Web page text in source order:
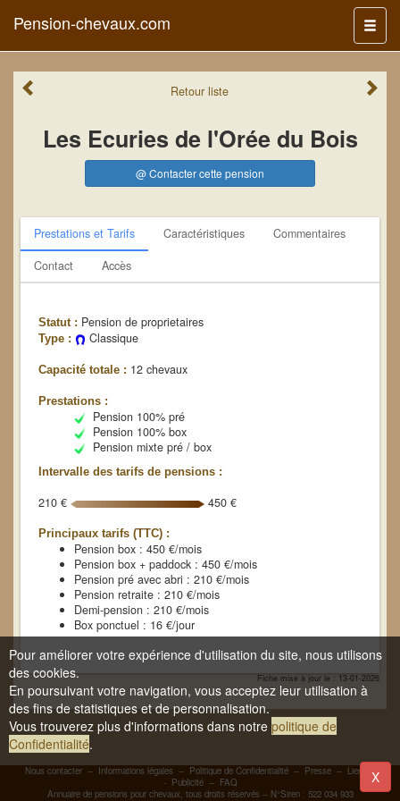
Menu
Pension-chevaux.com
Retourliste
Les Ecuries de l'Orée du Bois
@ Contacter cette pension
Prestations et Tarifs Caractéristiques
Commentaires
Contact
Accès
Statut : Pension de proprietaires
Type : Classique
Capacité totale : 12 chevaux
Prestations :
Pension 100% pré
Pension 100% box
Pension mixte pré / box
Intervalle des tarifs de pensions :
210 € 450 €
Principaux tarifs (TTC) :
Pension box : 450 €/mois
Pension box + paddock : 450 €/mois
Pension pré avec abri : 210 €/mois
Pension retraite : 210 €/mois
Demi-pension : 210 €/mois
Box ponctuel : 16 €/jour
Fiche mise à jour le : 13-01-2026
Nous contacter -- Informations légales -- Politique de Confidentialité -- Presse -- Liens
-
- Publicité-- FAQ
Annuaire de pensions pour chevaux, tous droits réservés -- N°Siren : 522 034 933
Pour améliorer votre expérience d'utilisation du site, nous utilisons
des cookies.
En poursuivant votre navigation, vous acceptez leur utilisation à
des fins de statistiques et de personnalisation.
Vous trouverez plus d'informations dans notre politique de
Confidentialité.
X